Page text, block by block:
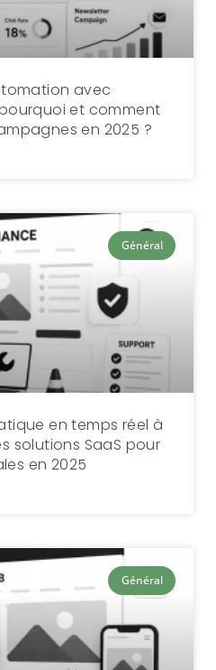
avec
et comment
en 2025 ?
Général
en temps réel à
solutions SaaS pour
en 2025
Général